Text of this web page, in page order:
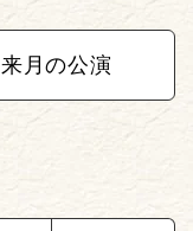
来月の公演